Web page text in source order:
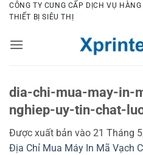
Bỏ
qua
dung
CÔNG TY CUNG CẤP DỊCH VỤ
THIẾT BỊ SIÊU THỊ
dia-chi-mua-may-in-
nghiep-uy-tin-chat-
Được xuất bản vào 21 Tháng
Địa Chỉ Mua Máy In Mã Vạch